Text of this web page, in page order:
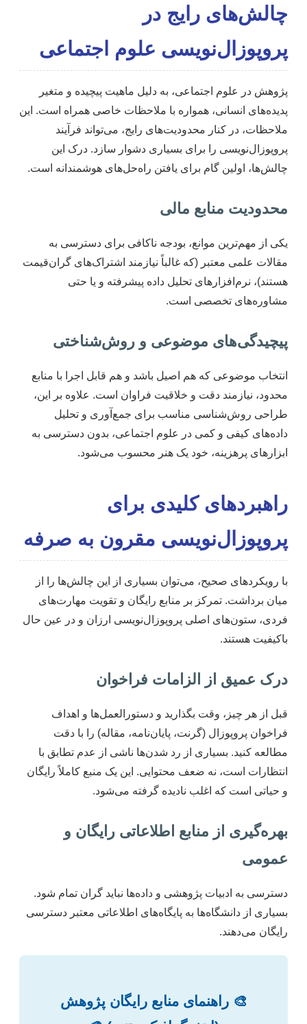
چالش‌های رایج در
پروپوزال‌نویسی علوم اجتماعی
پژوهش در علوم اجتماعی، به دلیل ماهیت پیچیده و متغیر
پدیده‌های انسانی، همواره با ملاحظات خاصی همراه است. این
ملاحظات، در کنار محدودیت‌های رایج، می‌تواند فرآیند
پروپوزال‌نویسی را برای بسیاری دشوار سازد. درک این
چالش‌ها، اولین گام برای یافتن راه‌حل‌های هوشمندانه است.
محدودیت منابع مالی
یکی از مهم‌ترین موانع، بودجه ناکافی برای دسترسی به
مقالات علمی معتبر (که غالباً نیازمند اشتراک‌های گران‌قیمت
هستند)، نرم‌افزارهای تحلیل داده پیشرفته و یا حتی
مشاوره‌های تخصصی است.
پیچیدگی‌های موضوعی و روش‌شناختی
انتخاب موضوعی که هم اصیل باشد و هم قابل اجرا با منابع
محدود، نیازمند دقت و خلاقیت فراوان است. علاوه بر این،
طراحی روش‌شناسی مناسب برای جمع‌آوری و تحلیل
داده‌های کیفی و کمی در علوم اجتماعی، بدون دسترسی به
ابزارهای پرهزینه، خود یک هنر محسوب می‌شود.
راهبردهای کلیدی برای
پروپوزال‌نویسی مقرون به صرفه
با رویکردهای صحیح، می‌توان بسیاری از این چالش‌ها را از
میان برداشت. تمرکز بر منابع رایگان و تقویت مهارت‌های
فردی، ستون‌های اصلی پروپوزال‌نویسی ارزان و در عین حال
باکیفیت هستند.
درک عمیق از الزامات فراخوان
قبل از هر چیز، وقت بگذارید و دستورالعمل‌ها و اهداف
فراخوان پروپوزال (گرنت، پایان‌نامه، مقاله) را با دقت
مطالعه کنید. بسیاری از رد شدن‌ها ناشی از عدم تطابق با
انتظارات است، نه ضعف محتوایی. این یک منبع کاملاً رایگان
و حیاتی است که اغلب نادیده گرفته می‌شود.
بهره‌گیری از منابع اطلاعاتی رایگان و
عمومی
دسترسی به ادبیات پژوهشی و داده‌ها نباید گران تمام شود.
بسیاری از دانشگاه‌ها به پایگاه‌های اطلاعاتی معتبر دسترسی
رایگان می‌دهند.
🎨 راهنمای منابع رایگان پژوهش